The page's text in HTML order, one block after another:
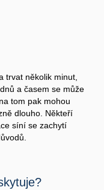
trvat několik minut,
a časem se může
tom pak mohou
dlouho. Někteří
síní se zachytí